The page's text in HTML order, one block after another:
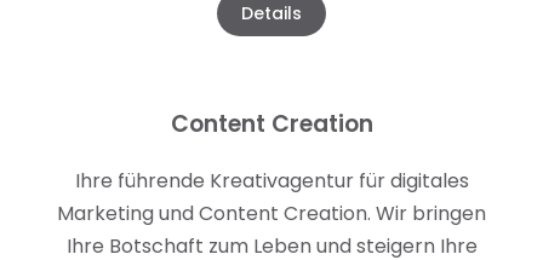
Details
Content Creation
Ihre führende Kreativagentur für digitales
Marketing und Content Creation. Wir bringen
Ihre Botschaft zum Leben und steigern Ihre